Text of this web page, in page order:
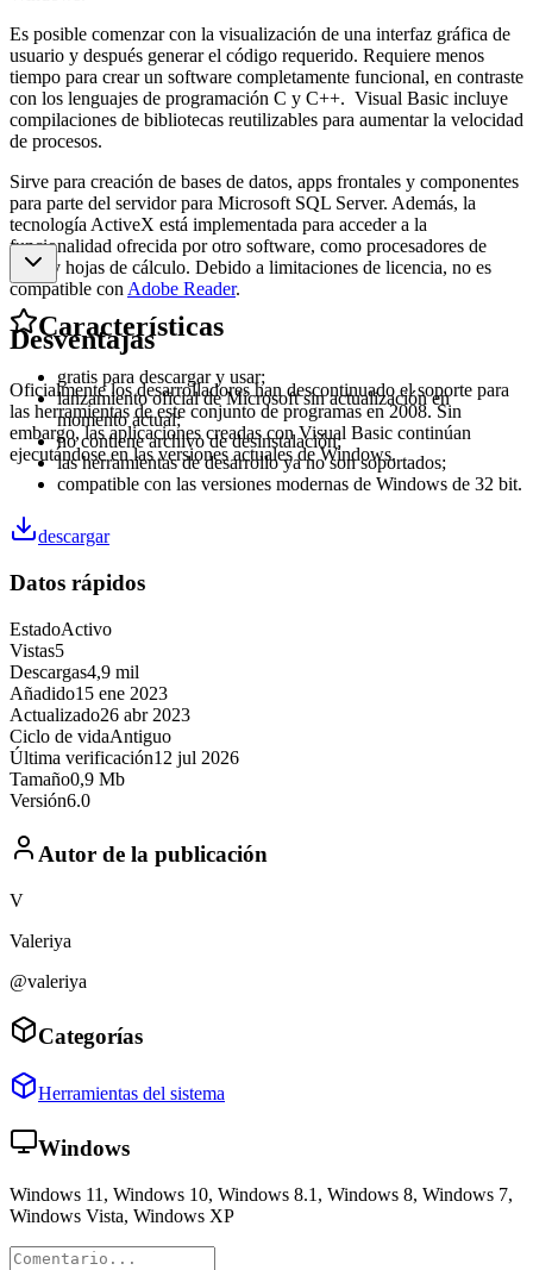
Es posible comenzar con la visualización de una interfaz gráfica de
usuario y después generar el código requerido. Requiere menos
tiempo para crear un software completamente funcional, en contraste
con los lenguajes de programación C y C++. Visual Basic incluye
compilaciones de bibliotecas reutilizables para aumentar la velocidad
de procesos.
Sirve para creación de bases de datos, apps frontales y componentes
para parte del servidor para Microsoft SQL Server. Además, la
tecnología ActiveX está implementada para acceder a la
funcionalidad ofrecida por otro software, como procesadores de
texto y hojas de cálculo. Debido a limitaciones de licencia, no es
compatible con Adobe Reader.
Desventajas
Oficialmente los desarrolladores han descontinuado el soporte para
las herramientas de este conjunto de programas en 2008. Sin
embargo, las aplicaciones creadas con Visual Basic continúan
ejecutándose en las versiones actuales de Windows.
Características
gratis para descargar y usar;
lanzamiento oficial de Microsoft sin actualización en
momento actual;
no contiene archivo de desinstalación;
las herramientas de desarrollo ya no son soportados;
compatible con las versiones modernas de Windows de 32 bit.
descargar
Datos rápidos
EstadoActivo
Vistas5
Descargas4,9 mil
Añadido15 ene 2023
Actualizado26 abr 2023
Ciclo de vidaAntiguo
Última verificación12 jul 2026
Tamaño0,9 Mb
Versión6.0
Autor de la publicación
V
Valeriya
@valeriya
Categorías
Herramientas del sistema
Windows
Windows 11, Windows 10, Windows 8.1, Windows 8, Windows 7,
Windows Vista, Windows XP